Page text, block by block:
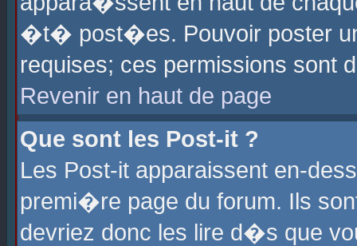
�t� post�es. Pouvoir poster
requises; ces permissions sont
Revenir en haut de page
Que sont les Post-it ?
Les Post-it apparaissent en-
premi�re page du forum. Ils
devriez donc les lire d�s que